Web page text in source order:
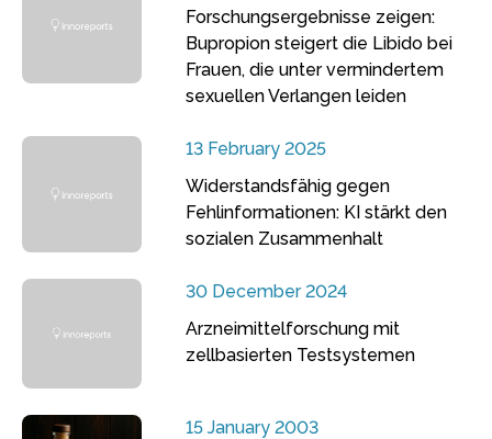
Forschungsergebnisse zeigen:
Bupropion steigert die Libido bei
Frauen, die unter vermindertem
sexuellen Verlangen leiden
13 February 2025
Widerstandsfähig gegen
Fehlinformationen: KI stärkt den
sozialen Zusammenhalt
30 December 2024
Arzneimittelforschung mit
zellbasierten Testsystemen
15 January 2003